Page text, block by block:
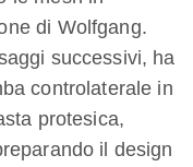
di Wolfgang.
successivi, ha
controlaterale in
protesica,
il design